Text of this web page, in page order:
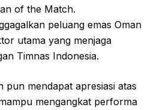
of the Match.
peluang emas Oman
utama yang menjaga
Timnas Indonesia.
pun mendapat apresiasi atas
mengangkat performa